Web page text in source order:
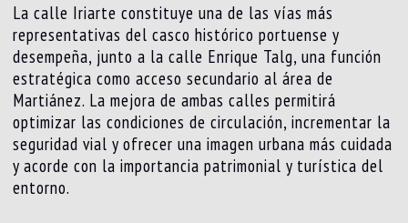
La calle Iriarte constituye una de las vías más
representativas del casco histórico portuense y
desempeña, junto a la calle Enrique Talg, una función
estratégica como acceso secundario al área de
Martiánez. La mejora de ambas calles permitirá
optimizar las condiciones de circulación, incrementar la
seguridad vial y ofrecer una imagen urbana más cuidada
y acorde con la importancia patrimonial y turística del
entorno.